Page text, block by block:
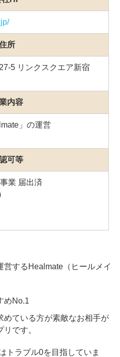
所
5 リンクスクエア新宿
内容
」の運営
可等
業 届出済
営するHealmate（ヒールメイ
めNo.1
めている方が素敵なお相手が
です。
トラブル0を目指していま